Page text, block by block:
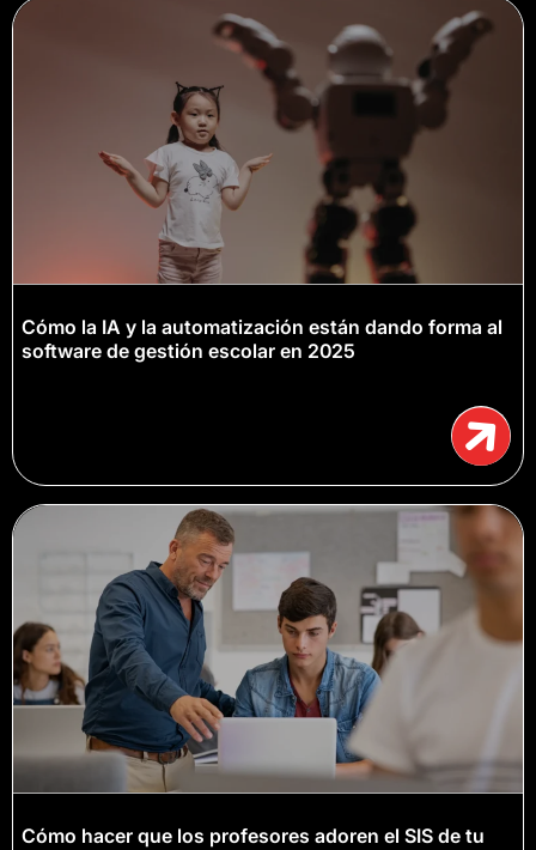
Cómo la IA y la automatización están dando forma al
software de gestión escolar en 2025
Cómo hacer que los profesores adoren el SIS de tu